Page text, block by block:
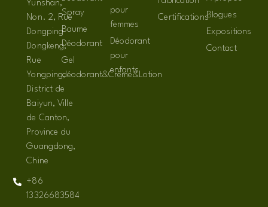
Yunshan,
Non. 2, Rue
Dongping
Dongkeng,
Rue
Yongping,
District de
Baiyun, Ville
de Canton,
Province du
Guangdong,
Chine
+86
13326683584
Spray
Baume
Déodorant
Gel
déodorant&Crème&Lotion
pour
femmes
Déodorant
pour
enfants
CertificationsBlogues
Expositions
Contact